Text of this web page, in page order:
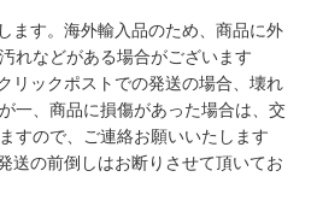
ます。海外輸入品のため、商品に外
れなどがある場合がございます
リックポストでの発送の場合、壊れ
一、商品に損傷があった場合は、交
すので、ご連絡お願いいたします
送の前倒しはお断りさせて頂いてお